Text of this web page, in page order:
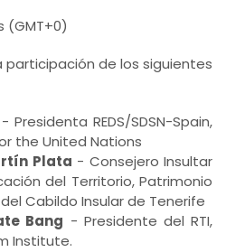
(GMT+0)
participación de los siguientes
- Presidenta REDS/SDSN-Spain,
the United Nations
Plata - Consejero Insultar
del Territorio, Patrimonio
Cabildo Insular de Tenerife
Bang - Presidente del RTI,
Institute.